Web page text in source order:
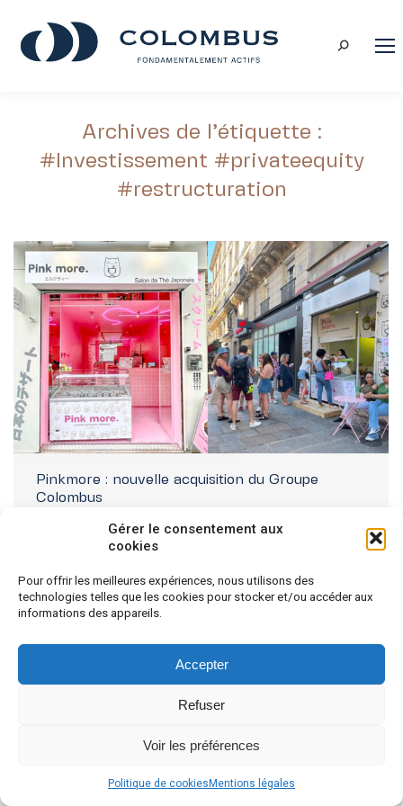
Gérer le consentement aux
cookies
Pour offrir les meilleures expériences, nous utilisons des
technologies telles que les cookies pour stocker et/ou accéder aux
informations des appareils.
Accepter
Refuser
Voir les préférences
Politique de cookies Mentions légales
Recherche
Archives de l’étiquette :
#Investissement #privateequity
#restructuration
Pinkmore : nouvelle acquisition du Groupe
Colombus
Par Admin 5 juillet 2023
Pinkmore : nouvelle acquisition du Groupe Colombus
stratégie d’acquisition de commerces de proximité en
plein cœur de Paris, au 2 rue des Halles à Châtelet.
Après d’importants travaux de rénovation, saluons